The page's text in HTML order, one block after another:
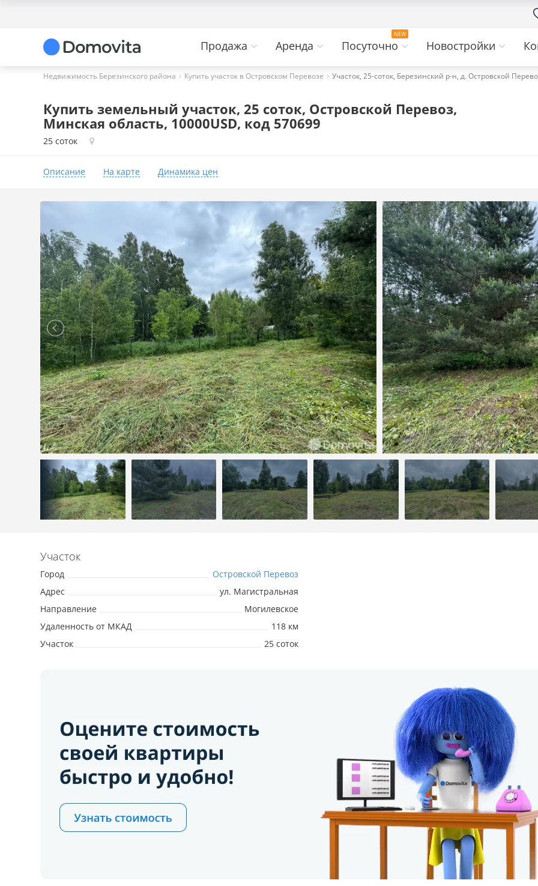
Продажа Аренда Посуточно Новостройки
Недвижимость Березинского района Купить участок в Островском Перевозе Участок, 25-соток, Березинский р-н, д. Островской
Купить земельный участок, 25 соток, Островской Перевоз,
Минская область, 10000USD, код 570699
25 соток
Описание На карте Динамика цен
Участок
Город
Островской Перевоз
Адрес
ул. Магистральная
Направление
Могилевское
Удаленность от МКАД
118 км
Участок
25 соток